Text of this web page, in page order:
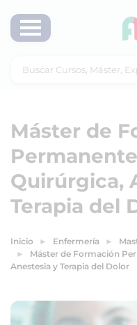
Máster de
Quirúrgica,
Terapia del
Inicio Enfermería
Máster de Formación
Anestesia y Terapia del Dolor